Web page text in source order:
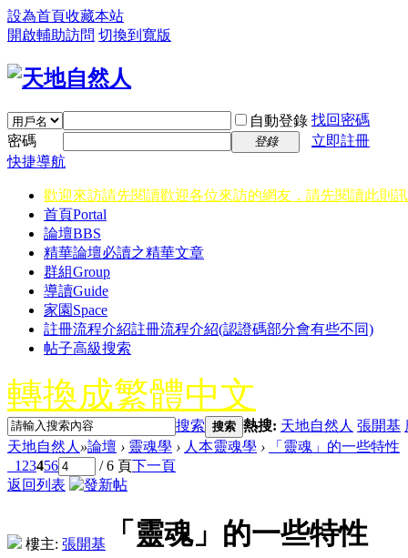
設為首頁收藏本站
開啟輔助訪問 切換到寬版
自動登錄 找回密碼
密碼
登錄
立即註冊
快捷導航
歡迎來訪請先閱讀歡迎各位來訪的網友，請先閱讀此則
首頁Portal
論壇BBS
精華論壇必讀之精華文章
群組Group
導讀Guide
家園 Space
註冊流程介紹註冊流程介紹(認證碼部分會有些不同)
帖子高級搜索
轉換成繁體中文
搜索 搜索 熱搜: 天地自然人 張開基
天地自然人 »論壇 › 靈魂學 › 人本靈魂學 ›
「靈魂」的一些特性
1 23456 / 6 頁下一頁
返回列表
樓主: 張開基 「靈魂」的一些特性